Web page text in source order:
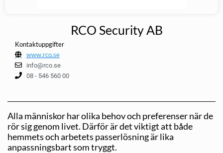
RCO Security AB
Kontaktuppgifter
www.rco.se
info@rco.se
08 - 546 560 00
Alla människor har olika behov och preferenser när de
rör sig genom livet. Därför är det viktigt att både
hemmets och arbetets passerlösning är lika
anpassningsbart som tryggt.